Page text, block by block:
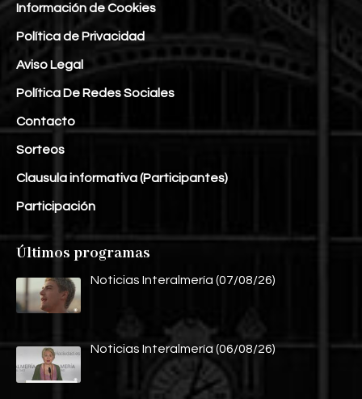
Información de Cookies
Política de Privacidad
Aviso Legal
Política De Redes Sociales
Contacto
Sorteos
Clausula informativa (Participantes)
Participación
Últimos programas
Noticias Interalmería (07/08/26)
Noticias Interalmería (06/08/26)